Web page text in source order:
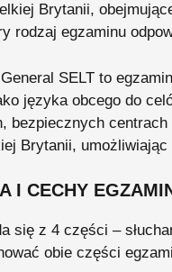
Brytanii,
rodzaj egzaminu
SELT to
języka obcego do
bezpiecznych
Brytanii,
I CECHY
się z 4 części –
obie części